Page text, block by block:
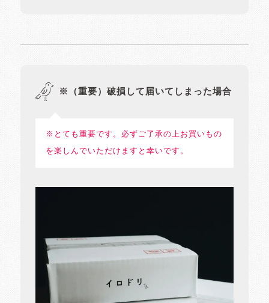
※（重要）破損して届いてしまった場合
※とても重要です。必ずご了承の上お買いもの
を楽しんでいただけますと幸いです。